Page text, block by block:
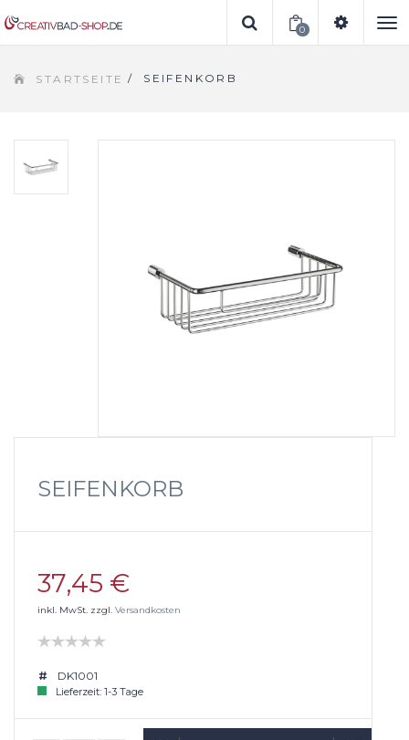
0
STARTSEITE / SEIFENKORB
SEIFENKORB
37,45 €
inkl. MwSt. zzgl. Versandkosten
DK1001
Lieferzeit: 1-3 Tage